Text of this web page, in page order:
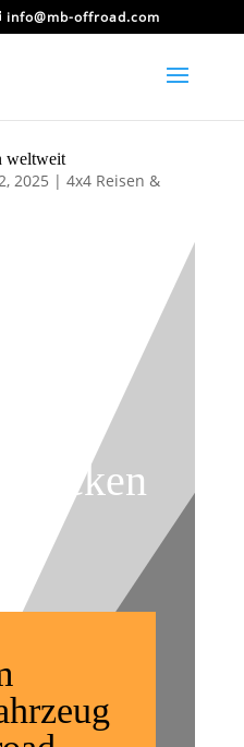
info@mb-offroad.com
weltweit
2025 | 4x4 Reisen &